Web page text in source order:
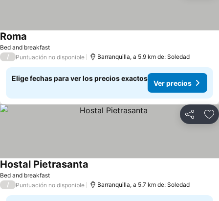
Bed and breakfast
Roma
/ Puntuación no disponible Barranquilla, a 5.9 km de: Soledad
Elige fechas para ver los precios exactos
Ver precios
Compartir
Bed and breakfast
Hostal Pietrasanta
/ Puntuación no disponible Barranquilla, a 5.7 km de: Soledad